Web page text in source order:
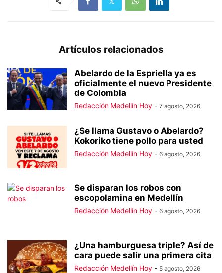
Artículos relacionados
Abelardo de la Espriella ya es
oficialmente el nuevo Presidente
de Colombia
Redacción Medellín Hoy - 7 agosto, 2026
¿Se llama Gustavo o Abelardo?
Kokoriko tiene pollo para usted
Redacción Medellín Hoy - 6 agosto, 2026
Se disparan los robos con
escopolamina en Medellín
Redacción Medellín Hoy - 6 agosto, 2026
¿Una hamburguesa triple? Así de
cara puede salir una primera cita
Redacción Medellín Hoy - 5 agosto, 2026